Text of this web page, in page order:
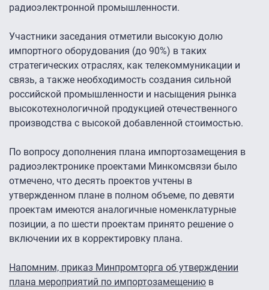
радиоэлектронной промышленности.
Участники заседания отметили высокую долю
импортного оборудования (до 90%) в таких
стратегических отраслях, как телекоммуникации и
связь, а также необходимость создания сильной
российской промышленности и насыщения рынка
высокотехнологичной продукцией отечественного
производства с высокой добавленной стоимостью.
По вопросу дополнения плана импортозамещения в
радиоэлектронике проектами Минкомсвязи было
отмечено, что десять проектов учтены в
утвержденном плане в полном объеме, по девяти
проектам имеются аналогичные номенклатурные
позиции, а по шести проектам принято решение о
включении их в корректировку плана.
Напомним, приказ Минпромторга об утверждении
плана мероприятий по импортозамещению в